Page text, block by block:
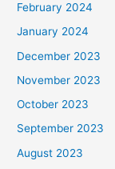
February 2024
January 2024
December 2023
November 2023
October 2023
September 2023
August 2023